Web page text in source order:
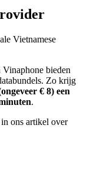
Vietnamese
bieden
Zo krijg
€ 8) een
.
ons artikel over